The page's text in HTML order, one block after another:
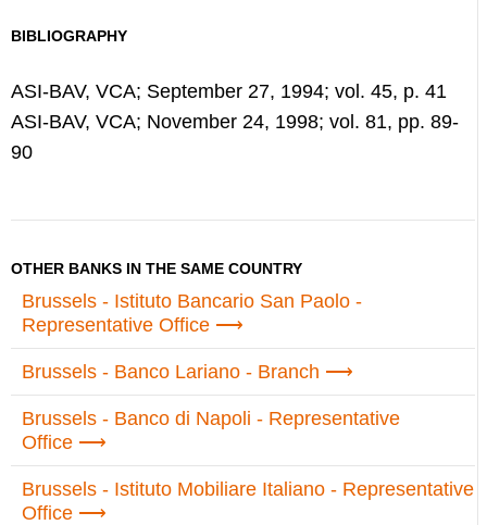
BIBLIOGRAPHY
ASI-BAV, VCA; September 27, 1994; vol. 45, p. 41
ASI-BAV, VCA; November 24, 1998; vol. 81, pp. 89-
90
OTHER BANKS IN THE SAME COUNTRY
Brussels - Istituto Bancario San Paolo -
Representative Office
Brussels - Banco Lariano - Branch
Brussels - Banco di Napoli - Representative
Office
Brussels - Istituto Mobiliare Italiano - Representative
Office